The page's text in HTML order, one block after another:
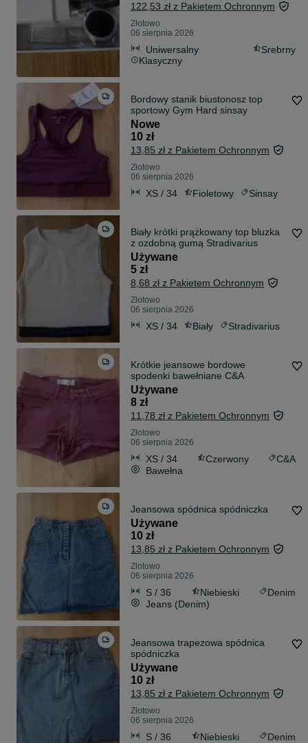
122,53 zł z Pakietem Ochronnym
Złotowo
06 sierpnia 2026
Uniwersalny
Srebrny
Klasyczny
Bordowy stanik biustonosz top
sportowy Gym Hard sinsay
Nowe
10 zł
13,85 zł z Pakietem Ochronnym
Złotowo
06 sierpnia 2026
XS / 34 Fioletowy Sinsay
Biały krótki prążkowany top bluzka
z ozdobną gumą Stradivarius
Używane
5 zł
8,68 zł z Pakietem Ochronnym
Złotowo
06 sierpnia 2026
XS / 34 Biały Stradivarius
Krótkie jeansowe bordowe
spodenki bawełniane C&A
Używane
8 zł
11,78 zł z Pakietem Ochronnym
Złotowo
06 sierpnia 2026
XS / 34 Czerwony
C&A
Bawełna
Jeansowa spódnica spódniczka
Używane
10 zł
13,85 zł z Pakietem Ochronnym
Złotowo
06 sierpnia 2026
S / 36 Niebieski
Denim
Jeans (Denim)
Jeansowa trapezowa spódnica
spódniczka
Używane
10 zł
13,85 zł z Pakietem Ochronnym
Złotowo
06 sierpnia 2026
S / 36 Niebieski
Denim